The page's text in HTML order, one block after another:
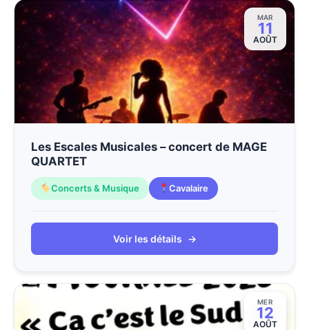
MAR
11
AOÛT
Les Escales Musicales – concert de MAGE
QUARTET
Concerts & Musique Cavalaire
Voir les détails →
MER
12
AOÛT